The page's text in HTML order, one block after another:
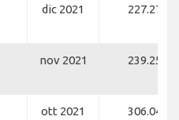
dic 2021 227.271
nov 2021 239.255
ott 2021 306.042